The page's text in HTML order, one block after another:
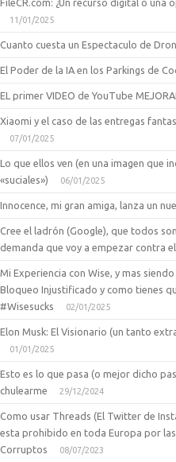
FileCR.com: ¿Un recurso digital o una
11/01/2025
Cuanto cuesta un Espectaculo de
El Poder de la IA en los Parkings de
EL primer VIDEO de YouTube
Xiaomi y el caso de las entregas
07/01/2025
Lo que ellos ven (en una imagen que
«suciales»)
06/01/2025
Innocence, mi gran amiga, lanza un
Cree el ladrón (Google), que todos
demanda que voy a empezar contra
Mi Experiencia con Wise, y mas
Bloqueo Injustificado y como tienes
#Wisesucks
02/01/2025
Elon Musk: El Visionario (un tanto
01/01/2025
Esto es lo que pasa (o mejor dicho
chulearme
29/12/2024
Como usar Threads (El Twitter de
esta prohibido en toda Europa por
Corruptos
08/07/2023